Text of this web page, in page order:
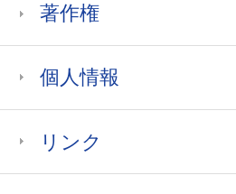
著作権
個人情報
リンク